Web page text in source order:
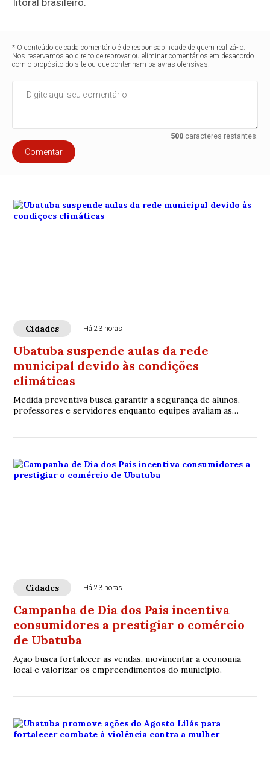
litoral brasileiro.
* O conteúdo de cada comentário é de responsabilidade de quem realizá-lo.
Nos reservamos ao direito de reprovar ou eliminar comentários em desacordo
com o propósito do site ou que contenham palavras ofensivas.
500caracteres restantes.
Comentar
Cidades Há 23 horas
Ubatuba suspende aulas da rede
municipal devido às condições
climáticas
Medida preventiva busca garantir a segurança de alunos,
professores e servidores enquanto equipes avaliam as
Cidades Há 23 horas
Campanha de Dia dos Pais incentiva
consumidores a prestigiar o comércio
de Ubatuba
Ação busca fortalecer as vendas, movimentar a economia
local e valorizar os empreendimentos do município.